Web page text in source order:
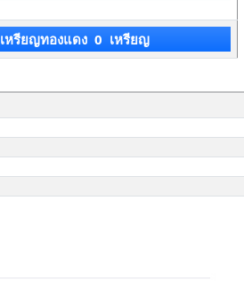
เหรียญทองแดง 0 เหรียญ